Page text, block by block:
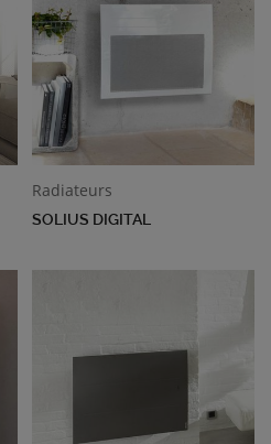
Radiateurs
SOLIUS DIGITAL